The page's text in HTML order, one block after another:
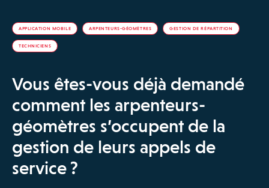
APPLICATION MOBILE ARPENTEURS-GÉOMÈTRES GESTION DE RÉPARTITION
TECHNICIENS
Vous êtes-vous déjà demandé
comment les arpenteurs-
géomètres s’occupent de la
gestion de leurs appels de
service ?